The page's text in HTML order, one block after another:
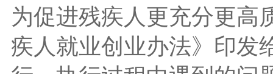
为促进残疾人更充分更高
疾人就业创业办法》印发